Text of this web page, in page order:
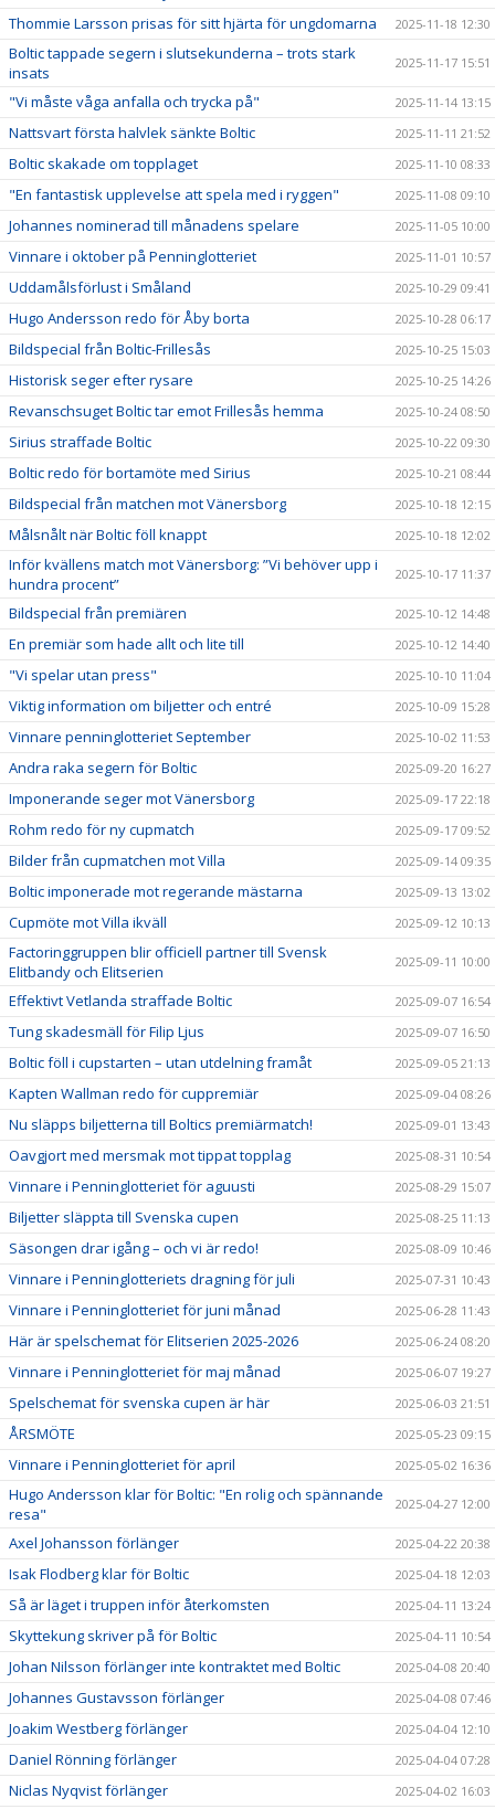
Thommie Larsson prisas för sitt hjärta för ungdomarna 2025-11-18 12:30
Boltic tappade segern i slutsekunderna – trots stark
insats
2025-11-17 15:51
"Vi måste våga anfalla och trycka på" 2025-11-14 13:15
Nattsvart första halvlek sänkte Boltic 2025-11-11 21:52
Boltic skakade om topplaget 2025-11-10 08:33
"En fantastisk upplevelse att spela med i ryggen" 2025-11-08 09:10
Johannes nominerad till månadens spelare 2025-11-05 10:00
Vinnare i oktober på Penninglotteriet 2025-11-01 10:57
Uddamålsförlust i Småland 2025-10-29 09:41
Hugo Andersson redo för Åby borta 2025-10-28 06:17
Bildspecial från Boltic-Frillesås 2025-10-25 15:03
Historisk seger efter rysare 2025-10-25 14:26
Revanschsuget Boltic tar emot Frillesås hemma 2025-10-24 08:50
Sirius straffade Boltic 2025-10-22 09:30
Boltic redo för bortamöte med Sirius 2025-10-21 08:44
Bildspecial från matchen mot Vänersborg 2025-10-18 12:15
Målsnålt när Boltic föll knappt 2025-10-18 12:02
Inför kvällens match mot Vänersborg: ”Vi behöver upp i
hundra procent”
2025-10-17 11:37
Bildspecial från premiären 2025-10-12 14:48
En premiär som hade allt och lite till 2025-10-12 14:40
"Vi spelar utan press" 2025-10-10 11:04
Viktig information om biljetter och entré 2025-10-09 15:28
Vinnare penninglotteriet September 2025-10-02 11:53
Andra raka segern för Boltic 2025-09-20 16:27
Imponerande seger mot Vänersborg 2025-09-17 22:18
Rohm redo för ny cupmatch 2025-09-17 09:52
Bilder från cupmatchen mot Villa 2025-09-14 09:35
Boltic imponerade mot regerande mästarna 2025-09-13 13:02
Cupmöte mot Villa ikväll 2025-09-12 10:13
Factoringgruppen blir officiell partner till Svensk
Elitbandy och Elitserien
2025-09-11 10:00
Effektivt Vetlanda straffade Boltic 2025-09-07 16:54
Tung skadesmäll för Filip Ljus 2025-09-07 16:50
Boltic föll i cupstarten – utan utdelning framåt 2025-09-05 21:13
Kapten Wallman redo för cuppremiär 2025-09-04 08:26
Nu släpps biljetterna till Boltics premiärmatch! 2025-09-01 13:43
Oavgjort med mersmak mot tippat topplag 2025-08-31 10:54
Vinnare i Penninglotteriet för aguusti 2025-08-29 15:07
Biljetter släppta till Svenska cupen 2025-08-25 11:13
Säsongen drar igång – och vi är redo! 2025-08-09 10:46
Vinnare i Penninglotteriets dragning för juli 2025-07-31 10:43
Vinnare i Penninglotteriet för juni månad 2025-06-28 11:43
Här är spelschemat för Elitserien 2025-2026 2025-06-24 08:20
Vinnare i Penninglotteriet för maj månad 2025-06-07 19:27
Spelschemat för svenska cupen är här 2025-06-03 21:51
ÅRSMÖTE 2025-05-23 09:15
Vinnare i Penninglotteriet för april 2025-05-02 16:36
Hugo Andersson klar för Boltic: "En rolig och spännande
resa"
2025-04-27 12:00
Axel Johansson förlänger 2025-04-22 20:38
Isak Flodberg klar för Boltic 2025-04-18 12:03
Så är läget i truppen inför återkomsten 2025-04-11 13:24
Skyttekung skriver på för Boltic 2025-04-11 10:54
Johan Nilsson förlänger inte kontraktet med Boltic 2025-04-08 20:40
Johannes Gustavsson förlänger 2025-04-08 07:46
Joakim Westberg förlänger 2025-04-04 12:10
Daniel Rönning förlänger 2025-04-04 07:28
Niclas Nyqvist förlänger 2025-04-02 16:03